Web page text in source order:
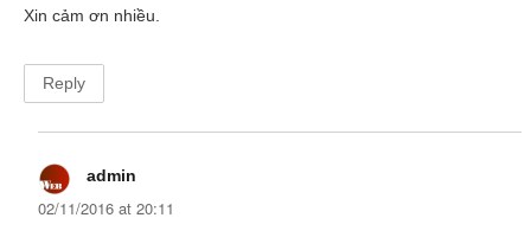
Xin cảm ơn nhiều.
Reply
admin
02/11/2016 at 20:11